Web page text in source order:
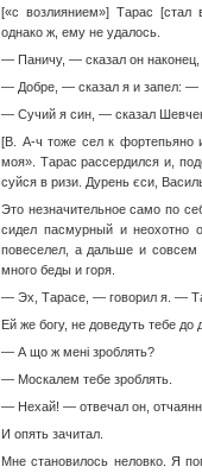
[«с возлиянием»] Тарас [стал
однако ж, ему не удалось.
— Паничу, — сказал он наконец,
— Добре, — сказал я и запел: —
— Сучий я син, — сказал
[В. А-ч тоже сел к фортепьяно
моя». Тарас рассердился и,
суйся в ризи. Дурень єси,
Это незначительное само по
сидел пасмурный и неохотно
повеселел, а дальше и совсем
много беды и горя.
— Эх, Тарасе, — говорил я. —
Ей же богу, не доведуть тебе до
— А що ж мені зроблять?
— Москалем тебе зроблять.
— Нехай! — отвечал он,
И опять зачитал.
Мне становилось неловко. Я